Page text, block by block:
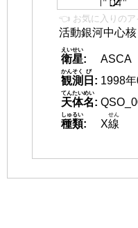
👈 お気に入りのア
活動銀河中心核
衛星
えいせい
:
ASCA
観測
かんそく
日
び
: 1998
天体名
てんたいめい
:
種類
しゅるい
: X線
せん